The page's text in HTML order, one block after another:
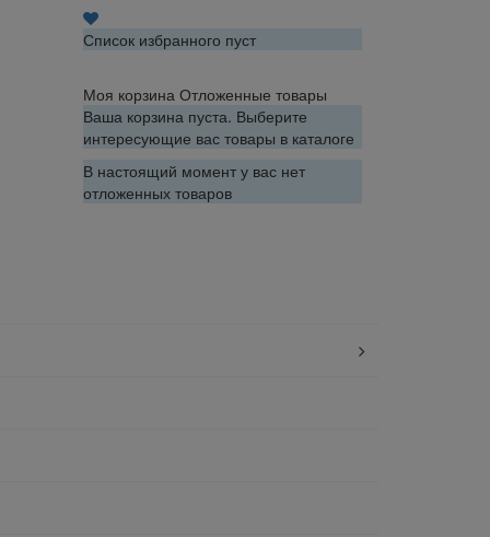
Список избранного пуст
Моя корзина Отложенные товары
Ваша корзина пуста. Выберите
интересующие вас товары в каталоге
В настоящий момент у вас нет
отложенных товаров